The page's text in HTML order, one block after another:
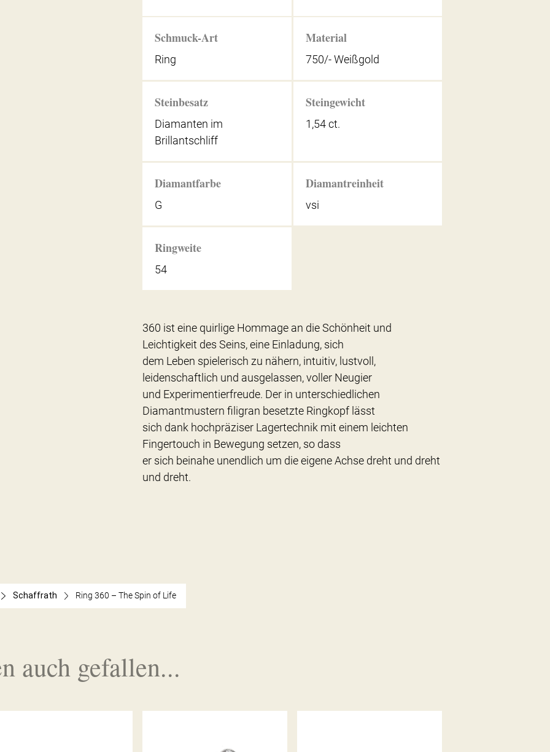
Schmuck-Art
Ring
Material
750/- Weißgold
Steinbesatz
Diamanten im
Brillantschliff
Steingewicht
1,54 ct.
Diamantfarbe
G
Diamantreinheit
vsi
Ringweite
54
360 ist eine quirlige Hommage an die Schönheit und
Leichtigkeit des Seins, eine Einladung, sich
dem Leben spielerisch zu nähern, intuitiv, lustvoll,
leidenschaftlich und ausgelassen, voller Neugier
und Experimentierfreude. Der in unterschiedlichen
Diamantmustern filigran besetzte Ringkopf lässt
sich dank hochpräziser Lagertechnik mit einem leichten
Fingertouch in Bewegung setzen, so dass
er sich beinahe unendlich um die eigene Achse dreht und dreht
und dreht.
Schaffrath Ring 360 – The Spin of Life
auch gefallen...